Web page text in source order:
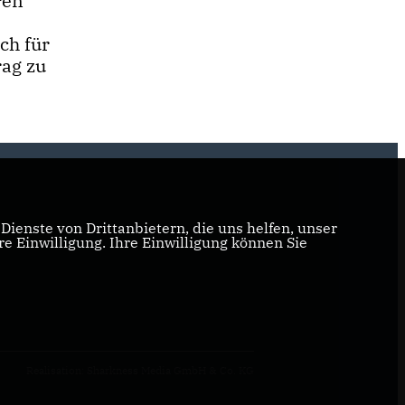
für
zu
von Drittanbietern, die uns helfen, unser
Einwilligung. Ihre Einwilligung können Sie